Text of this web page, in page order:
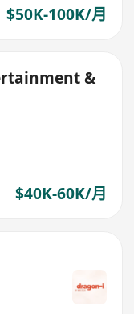
$50K-100K/月
&
$40K-60K/月